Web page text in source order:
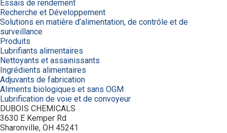
Essais de rendement
Recherche et Développement
Solutions en matière d’alimentation, de contrôle et de
surveillance
Produits
Lubrifiants alimentaires
Nettoyants et assainissants
Ingrédients alimentaires
Adjuvants de fabrication
Aliments biologiques et sans OGM
Lubrification de voie et de convoyeur
DUBOIS CHEMICALS
3630 E Kemper Rd
Sharonville, OH 45241